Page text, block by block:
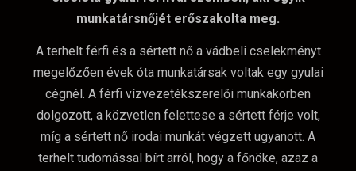
munkatársnőjét erőszakolta meg.
A terhelt férfi és a sértett nő a vádbeli cselekményt
megelőzően évek óta munkatársak voltak egy gyulai
cégnél. A férfi vízvezetékszerelői munkakörben
dolgozott, a közvetlen felettese a sértett férje volt,
míg a sértett nő irodai munkát végzett ugyanott. A
terhelt tudomással bírt arról, hogy a főnöke, azaz a